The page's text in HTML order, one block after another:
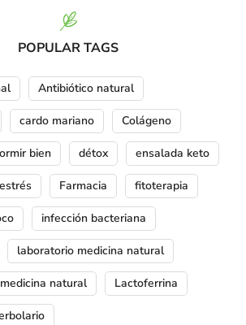
POPULAR TAGS
Antibiótico natural
cardo mariano Colágeno
bien détox ensalada keto
estrés Farmacia fitoterapia
infección bacteriana
laboratorio medicina natural
natural Lactoferrina